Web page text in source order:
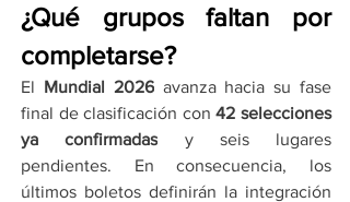
¿Qué grupos faltan por
completarse?
El Mundial 2026 avanza hacia su fase
final de clasificación con 42 selecciones
ya confirmadas y seis lugares
pendientes. En consecuencia, los
últimos boletos definirán la integración